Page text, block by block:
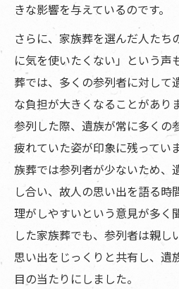
きな影響を与えているのです。
さらに、家族葬を選んだ人たち
に気を使いたくない」という声
葬では、多くの参列者に対して
な負担が大きくなることがあり
参列した際、遺族が常に多くの
疲れていた姿が印象に残ってい
族葬では参列者が少ないため、
し合い、故人の思い出を語る時
理がしやすいという意見が多く
した家族葬でも、参列者は親し
思い出をじっくりと共有し、遺
目の当たりにしました。